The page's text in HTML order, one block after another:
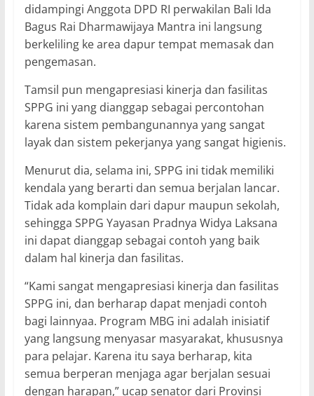
didampingi Anggota DPD RI perwakilan Bali Ida
Bagus Rai Dharmawijaya Mantra ini langsung
berkeliling ke area dapur tempat memasak dan
pengemasan.
Tamsil pun mengapresiasi kinerja dan fasilitas
SPPG ini yang dianggap sebagai percontohan
karena sistem pembangunannya yang sangat
layak dan sistem pekerjanya yang sangat higienis.
Menurut dia, selama ini, SPPG ini tidak memiliki
kendala yang berarti dan semua berjalan lancar.
Tidak ada komplain dari dapur maupun sekolah,
sehingga SPPG Yayasan Pradnya Widya Laksana
ini dapat dianggap sebagai contoh yang baik
dalam hal kinerja dan fasilitas.
“Kami sangat mengapresiasi kinerja dan fasilitas
SPPG ini, dan berharap dapat menjadi contoh
bagi lainnyaa. Program MBG ini adalah inisiatif
yang langsung menyasar masyarakat, khususnya
para pelajar. Karena itu saya berharap, kita
semua berperan menjaga agar berjalan sesuai
dengan harapan,” ucap senator dari Provinsi